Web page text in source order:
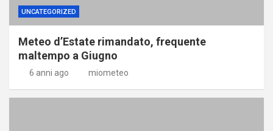
UNCATEGORIZED
Meteo d’Estate rimandato, frequente
maltempo a Giugno
6 anni ago miometeo